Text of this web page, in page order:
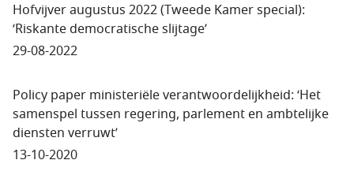
Hofvijver augustus 2022 (Tweede Kamer special):
‘Riskante democratische slijtage’
29-08-2022
Policy paper ministeriële verantwoordelijkheid: ‘Het
samenspel tussen regering, parlement en ambtelijke
diensten verruwt’
13-10-2020